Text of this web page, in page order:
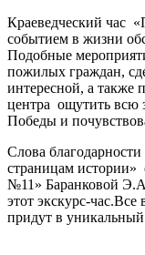
Краеведческий час
событием в жизни
Подобные
пожилых граждан,
интересной, а также
центра ощутить всю
Победы и
Слова благодарности
страницам
№11» Баранковой
этот экскурс-
придут в